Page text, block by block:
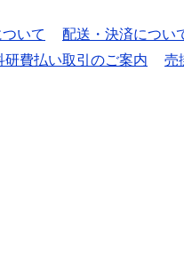
いて 配送・決済につい
研費払い取引のご案内 売